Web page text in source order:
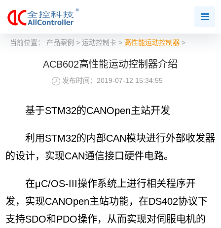
当前位置： 产品案例 > 运动控制卡> 高性能运动控制器>
ACB602高性能运动控制器介绍
发布时间：2019-07-12 15:34:55
基于STM32的CANOpen主站开发
利用STM32的内部CAN模块进行外部收发器
的设计，实现CAN通信接口硬件电路。
在μC/OS-III操作系统上进行相关程序开
发，实现CANOpen主站功能，在DS402协议下
支持SDO和PDO操作，从而实现对伺服电机的